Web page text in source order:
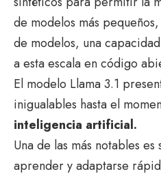
de modelos más
de modelos, una
a esta escala en código
El modelo Llama 3.1
inigualables hasta el
inteligencia artificial.
Una de las más notables
aprender y adaptarse